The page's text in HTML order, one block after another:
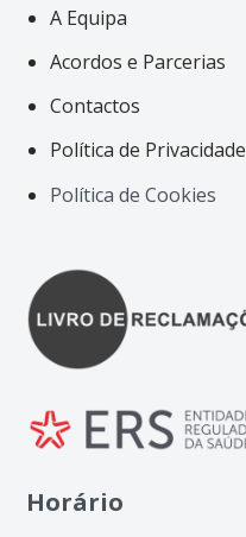
A Equipa
Acordos e Parcerias
Contactos
Política de Privacidade
Política de Cookies
Horário